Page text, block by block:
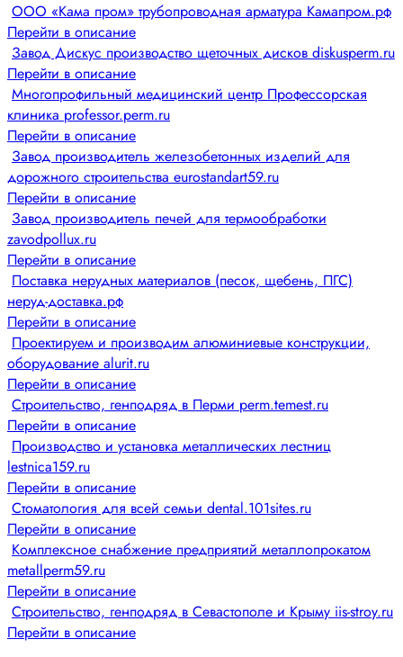
ООО «Кама пром» трубопроводная арматура Камапром.рф
Перейти в описание
Завод Дискус производство щеточных дисков diskusperm.ru
Перейти в описание
Многопрофильный медицинский центр Профессорская
клиника professor.perm.ru
Перейти в описание
Завод производитель железобетонных изделий для
дорожного строительства eurostandart59.ru
Перейти в описание
Завод производитель печей для термообработки
zavodpollux.ru
Перейти в описание
Поставка нерудных материалов (песок, щебень, ПГС)
неруд-доставка.рф
Перейти в описание
Проектируем и производим алюминиевые конструкции,
оборудование alurit.ru
Перейти в описание
Строительство, генподряд в Перми perm.temest.ru
Перейти в описание
Производство и установка металлических лестниц
lestnica159.ru
Перейти в описание
Стоматология для всей семьи dental.101sites.ru
Перейти в описание
Комплексное снабжение предприятий металлопрокатом
metallperm59.ru
Перейти в описание
Строительство, генподряд в Севастополе и Крыму iis-stroy.ru
Перейти в описание